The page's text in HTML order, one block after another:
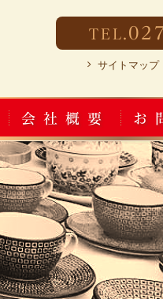
TEL.
サイトマップ
会社概要 お